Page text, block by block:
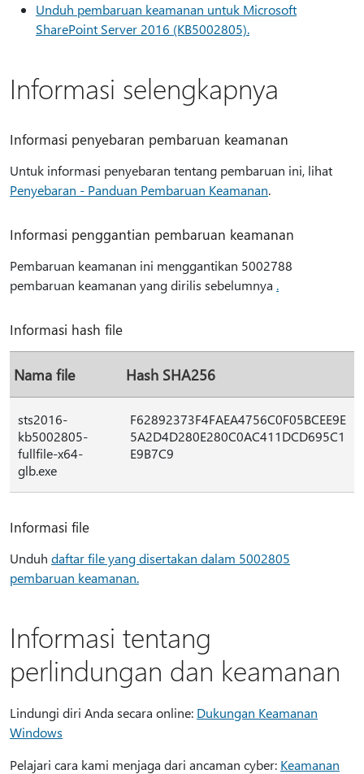
Unduh pembaruan keamanan untuk Microsoft
SharePoint Server 2016 (KB5002805).
Informasi selengkapnya
Informasi penyebaran pembaruan keamanan
Untuk informasi penyebaran tentang pembaruan ini, lihat
Penyebaran - Panduan Pembaruan Keamanan.
Informasi penggantian pembaruan keamanan
Pembaruan keamanan ini menggantikan 5002788
pembaruan keamanan yang dirilis sebelumnya .
Informasi hash file
Nama file Hash SHA256
sts2016-
kb5002805-
fullfile-x64-
glb.exe
F62892373F4FAEA4756C0F05BCEE9E
5A2D4D280E280C0AC411DCD695C1
E9B7C9
Informasi file
Unduh daftar file yang disertakan dalam 5002805
pembaruan keamanan.
Informasi tentang
perlindungan dan keamanan
Lindungi diri Anda secara online: Dukungan Keamanan
Windows
Pelajari cara kami menjaga dari ancaman cyber: Keamanan